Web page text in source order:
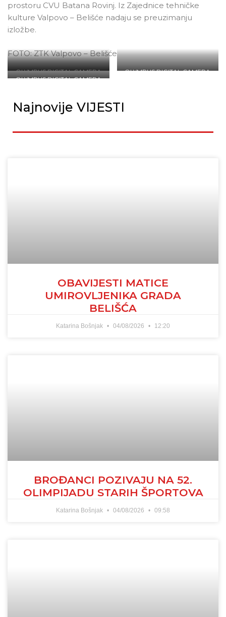
prostoru CVU Batana Rovinj. Iz Zajednice tehničke
kulture Valpovo – Belišće nadaju se preuzimanju
izložbe.
FOTO: ZTK Valpovo – Belišće
OLYMPUS DIGITAL CAMERA
OLYMPUS DIGITAL CAMERA
OLYMPUS DIGITAL CAMERA
Najnovije VIJESTI
OBAVIJESTI MATICE
UMIROVLJENIKA GRADA
BELIŠĆA
Katarina Bošnjak 04/08/2026 12:20
BROĐANCI POZIVAJU NA 52.
OLIMPIJADU STARIH ŠPORTOVA
Katarina Bošnjak 04/08/2026 09:58